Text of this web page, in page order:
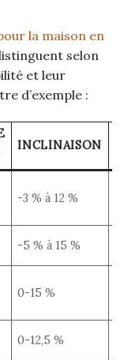
la maison en
selon
et leur
d’exemple :
INCLINAISON
-3 % à 12 %
-5 % à 15 %
0-15 %
0-12,5 %